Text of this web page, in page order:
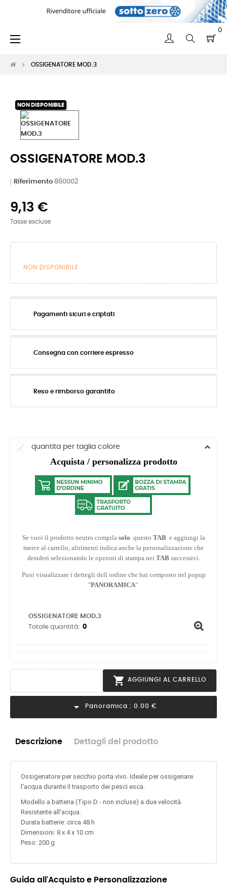
0
navigazione
☰
OSSIGENATORE MOD.3
NON DISPONIBILE
OSSIGENATORE MOD.3
Riferimento 860002
9,13 €
Tasse escluse
NON DISPONIBILE
Pagamenti sicuri e criptati
Consegna con corriere espresso
Reso e rimborso garantito
quantita per taglia colore
Acquista / personalizza prodotto
Se vuoi il prodotto neutro compila solo questo TABe aggiungi la
merce al carrello, altrimenti indica anche la personalizzazione che
desideri selezionando le opzioni di stampa nei TABsuccessivi.
Puoi visualizzare i dettegli dell ordine che hai composto nel popup
"PANORAMICA"
OSSIGENATORE MOD.3
Totale quantità:
 AGGIUNGI AL CARRELLO
arrow_drop_down Panoramica : 0.00 €
Descrizione Dettagli del prodotto
Ossigenatore per secchio porta vivo. Ideale per ossigenare
l'acqua durante il trasporto dei pesci esca.
Modello a batteria (Tipo D - non incluse) a due velocità.
Resistente all'acqua.
Durata batterie: circa 48 h
Dimensioni: 8 x 4 x 10 cm
Peso: 200 g
Guida all'Acquisto e Personalizzazione